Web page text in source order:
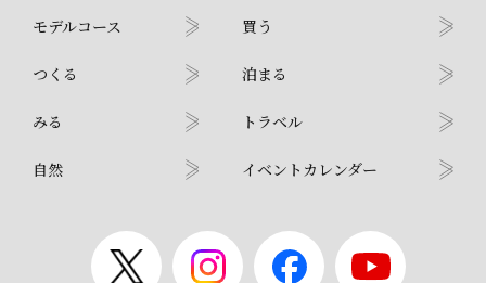
モデルコース
つくる
みる
自然
買う
泊まる
トラベル
イベントカレンダー